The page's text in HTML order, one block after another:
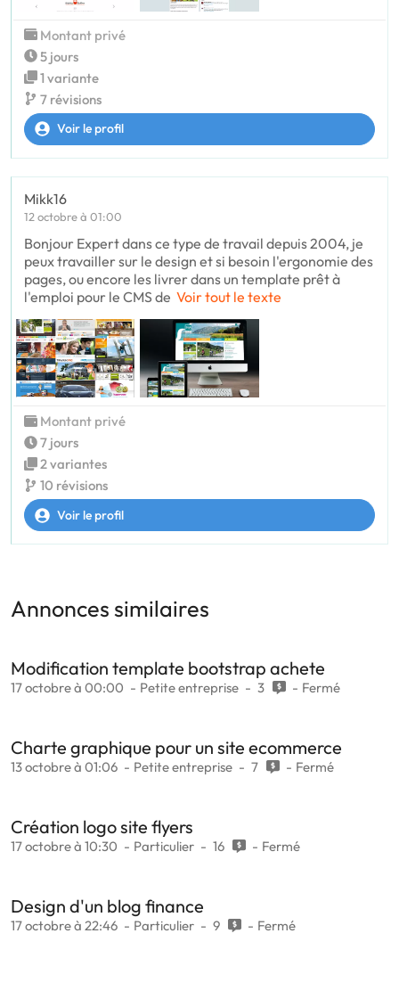
Montant privé
5 jours
1 variante
7 révisions
Voir le profil
Mikk16
12 octobre à 01:00
Bonjour Expert dans ce type de travail depuis 2004, je
peux travailler sur le design et si besoin l'ergonomie des
pages, ou encore les livrer dans un template prêt à
l'emploi pour le CMS de Voir tout le texte
Montant privé
7 jours
2 variantes
10 révisions
Voir le profil
Annonces similaires
Modification template bootstrap achete
17 octobre à 00:00 Petite entreprise 3 Fermé
Charte graphique pour un site ecommerce
13 octobre à 01:06 Petite entreprise 7 Fermé
Création logo site flyers
17 octobre à 10:30 Particulier 16 Fermé
Design d'un blog finance
17 octobre à 22:46 Particulier 9 Fermé